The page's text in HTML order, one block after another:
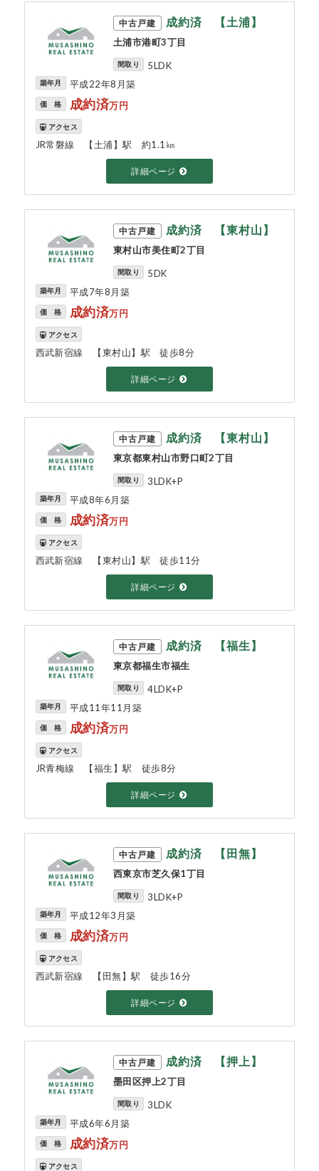
中古戸建 成約済 【土浦】
土浦市港町3丁目
間取り 5LDK
築年月 平成22年8月築
価 格 成約済万円
アクセス
JR常磐線 【土浦】駅 約1.1㎞
詳細ページ
中古戸建 成約済 【東村山】
東村山市美住町2丁目
間取り 5DK
築年月 平成7年8月築
価 格 成約済万円
アクセス
西武新宿線 【東村山】駅 徒歩8分
詳細ページ
中古戸建 成約済 【東村山】
東京都東村山市野口町2丁目
間取り 3LDK+P
築年月 平成8年6月築
価 格 成約済万円
アクセス
西武新宿線 【東村山】駅 徒歩11分
詳細ページ
中古戸建 成約済 【福生】
東京都福生市福生
間取り 4LDK+P
築年月 平成11年11月築
価 格 成約済万円
アクセス
JR青梅線 【福生】駅 徒歩8分
詳細ページ
中古戸建 成約済 【田無】
西東京市芝久保1丁目
間取り 3LDK+P
築年月 平成12年3月築
価 格 成約済万円
アクセス
西武新宿線 【田無】駅 徒歩16分
詳細ページ
中古戸建 成約済 【押上】
墨田区押上2丁目
間取り 3LDK
築年月 平成6年6月築
価 格 成約済万円
アクセス